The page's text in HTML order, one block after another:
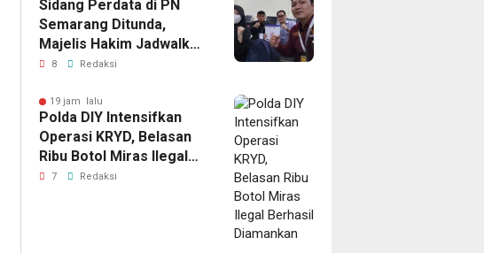
Sidang Perdata di PN
Semarang Ditunda,
Majelis Hakim Jadwalkan
Pemanggilan Ulang BPR
8 Redaksi
19 jam lalu
Polda DIY Intensifkan
Operasi KRYD, Belasan
Ribu Botol Miras Ilegal
Berhasil Diamankan
7 Redaksi